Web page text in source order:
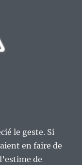
le geste. Si
en faire de
de